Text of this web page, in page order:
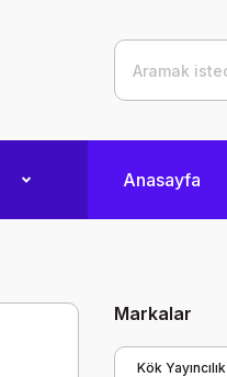
Anasayfa
Markalar
Kök Yayıncılık